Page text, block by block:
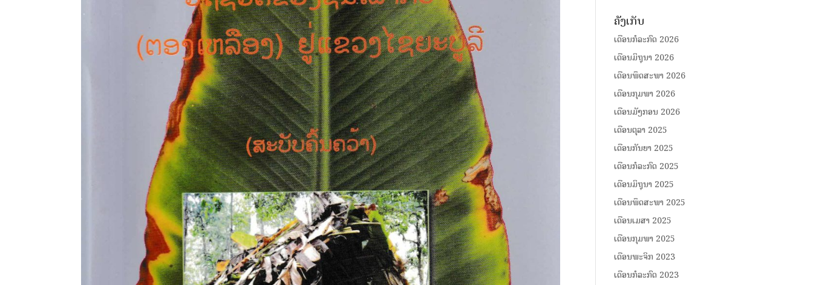
ຄັງເກັບ
ເດືອນກໍລະກົດ 2026
ເດືອນມິຖຸນາ 2026
ເດືອນພຶດສະພາ 2026
ເດືອນກຸມພາ 2026
ເດືອນມັງກອນ 2026
ເດືອນຕຸລາ 2025
ເດືອນກັນຍາ 2025
ເດືອນກໍລະກົດ 2025
ເດືອນມິຖຸນາ 2025
ເດືອນພຶດສະພາ 2025
ເດືອນເມສາ 2025
ເດືອນກຸມພາ 2025
ເດືອນພະຈິກ 2023
ເດືອນກໍລະກົດ 2023